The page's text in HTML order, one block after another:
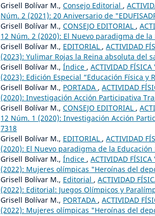
Grisell Bolívar M., Consejo Editorial ,
Núm. 2 (2021): 20 Aniversario de
Grisell Bolívar M., CONSEJO EDITORIAL ,
12 Núm. 2 (2020): El Nuevo paradigma de
Grisell Bolívar M., EDITORIAL , ACTIVIDAD
(2023): Yulimar Rojas la Reina absoluta del
Grisell Bolívar M., Índice , ACTIVIDAD
(2023): Edición Especial “Educación Física y
Grisell Bolívar M., PORTADA , ACTIVIDAD
(2020): Investigación Acción Participativa
Grisell Bolívar M., CONSEJO EDITORIAL ,
12 Núm. 1 (2020): Investigación Acción
7318
Grisell Bolívar M., EDITORIAL , ACTIVIDAD
(2020): El Nuevo paradigma de la
Grisell Bolívar M., Índice , ACTIVIDAD
(2022): Mujeres olímpicas "Heroínas del
Grisell Bolívar M., Editorial , ACTIVIDAD
(2022): Editorial: Juegos Olímpicos y
Grisell Bolívar M., PORTADA , ACTIVIDAD
(2022): Mujeres olímpicas "Heroínas del